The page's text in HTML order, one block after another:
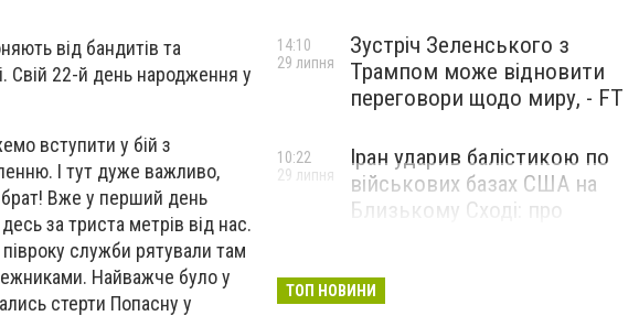
від бандитів та
Свій 22-й день народження у
вступити у бій з
І тут дуже важливо,
Вже у перший день
за триста метрів від нас.
служби рятували там
Найважче було у
стерти Попасну у
Зустріч Зеленського з
Трампом може відновити
переговори щодо миру, - FT
14:10
29 липня
Іран ударив балістикою по
військових базах США на
Близькому Сході: про
10:22
29 липня
ТОП НОВИНИ